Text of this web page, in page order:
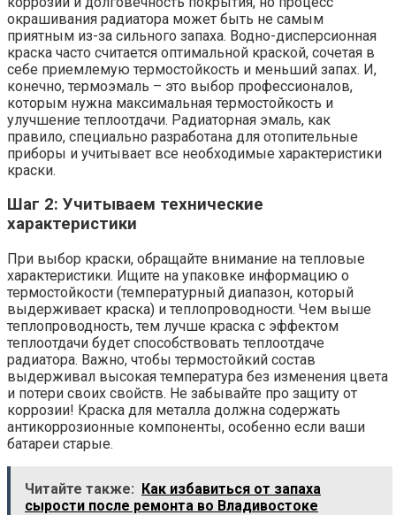
окрашивания радиатора может быть не самым
приятным из-за сильного запаха. Водно-дисперсионная
краска часто считается оптимальной краской, сочетая в
себе приемлемую термостойкость и меньший запах. И,
конечно, термоэмаль – это выбор профессионалов,
которым нужна максимальная термостойкость и
улучшение теплоотдачи. Радиаторная эмаль, как
правило, специально разработана для отопительные
приборы и учитывает все необходимые характеристики
краски.
Шаг 2: Учитываем технические
характеристики
При выбор краски, обращайте внимание на тепловые
характеристики. Ищите на упаковке информацию о
термостойкости (температурный диапазон, который
выдерживает краска) и теплопроводности. Чем выше
теплопроводность, тем лучше краска с эффектом
теплоотдачи будет способствовать теплоотдаче
радиатора. Важно, чтобы термостойкий состав
выдерживал высокая температура без изменения цвета
и потери своих свойств. Не забывайте про защиту от
коррозии! Краска для металла должна содержать
антикоррозионные компоненты, особенно если ваши
батареи старые.
Читайте также: Как избавиться от запаха
сырости после ремонта во Владивостоке